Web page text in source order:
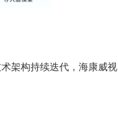
架构持续迭代，海康威视